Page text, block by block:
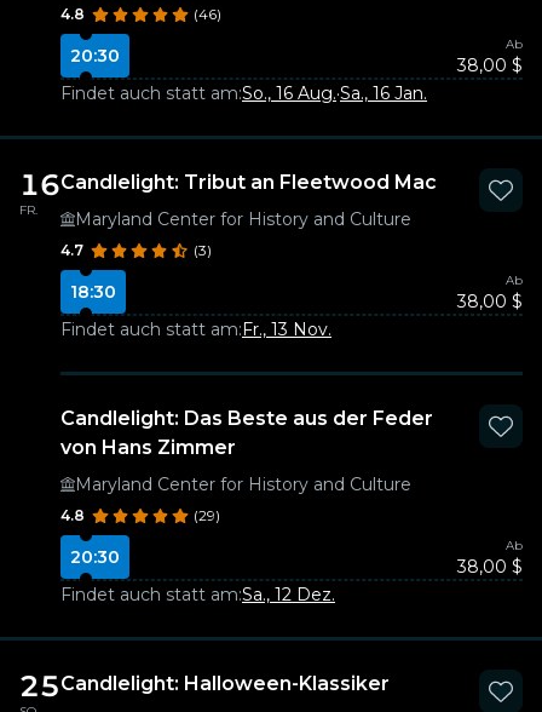
4.8 (46)
20:30
Ab
38,00 $
Findet auch statt am:So., 16 Aug.·Sa., 16 Jan.
16
FR.
Candlelight: Tribut an Fleetwood Mac
Maryland Center for History and Culture
4.7 (3)
18:30
Ab
38,00 $
Findet auch statt am:Fr., 13 Nov.
Candlelight: Das Beste aus der Feder
von Hans Zimmer
Maryland Center for History and Culture
4.8 (29)
20:30
Ab
38,00 $
Findet auch statt am:Sa., 12 Dez.
25Candlelight: Halloween-Klassiker